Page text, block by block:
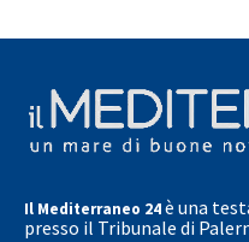
Il Mediterraneo 24è una
presso il Tribunale di